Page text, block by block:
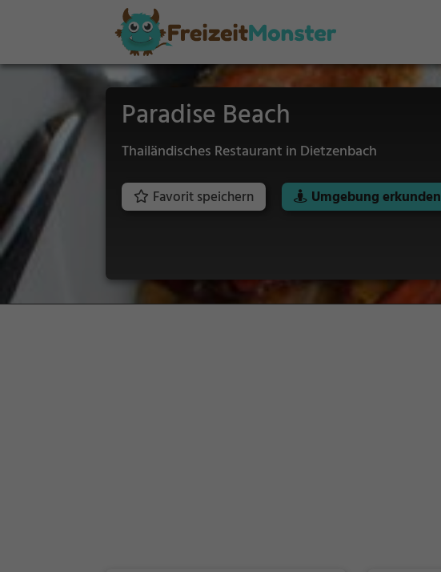
Paradise Beach
Thailändisches Restaurant in Dietzenbach
Favorit speichern Umgebung erkunden